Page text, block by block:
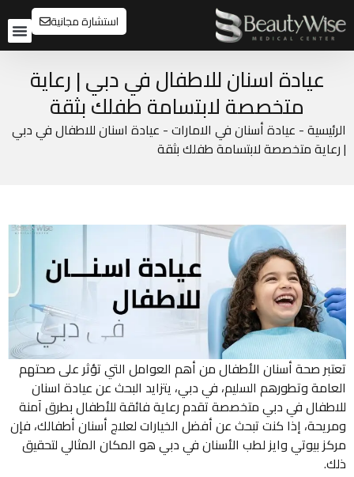
استشارة مجانية
عيادة اسنان للاطفال في دبي | رعاية
متخصصة لابتسامة طفلك بثقة
الرئيسية- عيادة أسنان في الامارات- عيادة اسنان للاطفال في دبي
| رعاية متخصصة لابتسامة طفلك بثقة
تعتبر صحة أسنان الأطفال من أهم العوامل التي تؤثر على صحتهم
العامة وتطورهم السليم، في دبي، يتزايد البحث عن عيادة اسنان
للاطفال في دبي متخصصة تقدم رعاية فائقة للأطفال بطرق آمنة
ومريحة، إذا كنت تبحث عن أفضل الخيارات لعلاج أسنان أطفالك، فإن
مركز بيوتي وايز لطب الأسنان في دبي هو المكان المثالي لتحقيق
ذلك.